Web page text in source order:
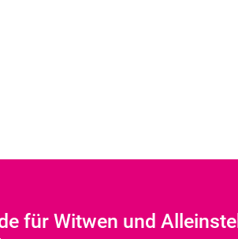
für Witwen und